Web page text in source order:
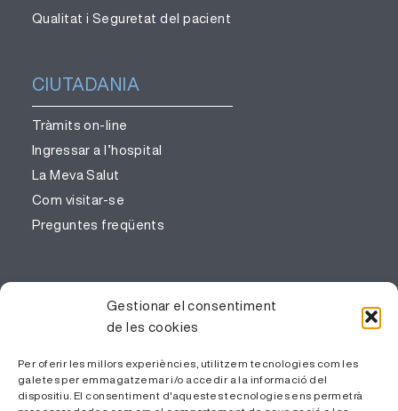
Gestionar el consentiment
de les cookies
Per oferir les millors experiències, utilitzem tecnologies com les
galetes per emmagatzemar i/o accedir a la informació del
dispositiu. El consentiment d'aquestes tecnologies ens permetrà
Qualitat i Seguretat del pacient
CIUTADANIA
Tràmits on-line
Ingressar a l’hospital
La Meva Salut
Com visitar-se
Preguntes freqüents
Gestió del coneixement
Àrea Privada